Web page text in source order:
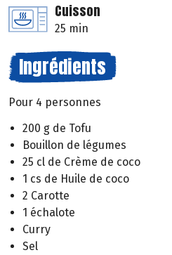
Cuisson
25 min
Ingrédients
Pour 4 personnes
200 g de Tofu
Bouillon de légumes
25 cl de Crème de coco
1 cs de Huile de coco
2 Carotte
1 échalote
Curry
Sel